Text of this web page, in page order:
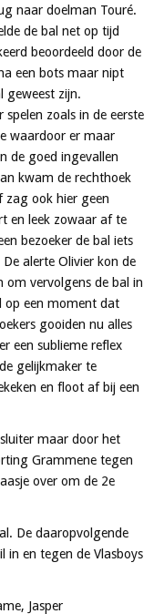
naar doelman Touré.
de bal net op tijd
beoordeeld door de
een bots maar nipt
geweest zijn.
spelen zoals in de eerste
waardoor er maar
de goed ingevallen
kwam de rechthoek
ook hier geen
en leek zowaar af te
bezoeker de bal iets
alerte Olivier kon de
om vervolgens de bal in
op een moment dat
gooiden nu alles
een sublieme reflex
gelijkmaker te
en floot af bij een
maar door het
Grammene tegen
over om de 2e
De daaropvolgende
in en tegen de Vlasboys
Jasper